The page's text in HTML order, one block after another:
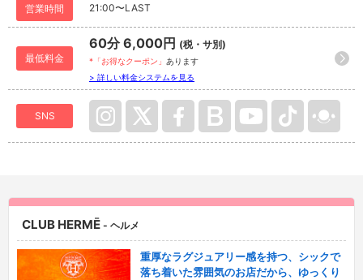
営業時間 21:00〜LAST
最低料金
60分 6,000円 (税・サ別)
*「お得なクーポン」 あります
> 詳しい料金システムを見る
SNS
CLUB HERMĒ - ヘルメ
重厚なラグジュアリー感を持つ、シックで
落ち着いた雰囲気のお店だから、ゆっくり